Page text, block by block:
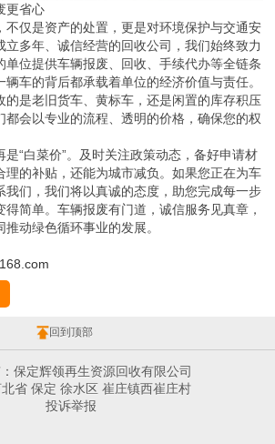
更省心
不仅是资产的处置，更是对环境保护与交通安
立多年、诚信经营的回收公司，我们始终致力
单位提供车辆报废、回收、手续代办等全链条
车的背后都承载着单位的经济价值与责任。
的是老旧货车、黄标车，还是闲置的库存积压
都会以专业的流程、透明的价格，确保您的权
是“白菜价”。及时关注政策动态，备好申请材
理的补贴，还能为城市减负。如果您正在为车
我们，我们将以真诚的态度，助您完成每一步
简单。车辆报废有门道，诚信服务见真章，
动绿色循环事业的发展。
回到顶部
保定辉领再生资源回收有限公司
省 保定 徐水区 崔庄镇西崔庄村
投诉举报